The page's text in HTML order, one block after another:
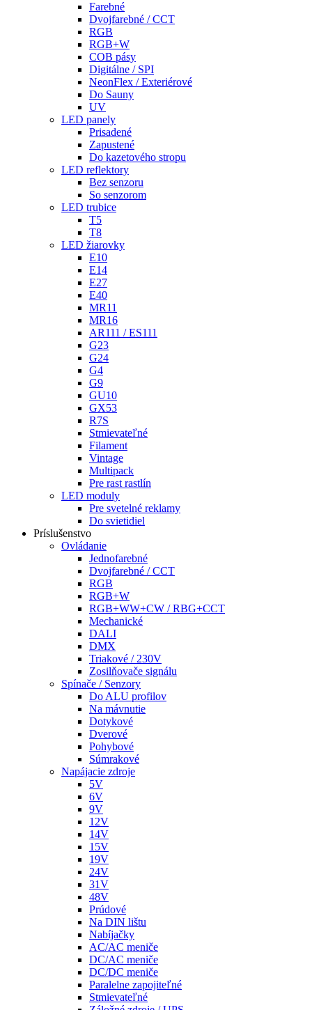
Farebné
Dvojfarebné / CCT
RGB
RGB+W
COB pásy
Digitálne / SPI
NeonFlex / Exteriérové
Do Sauny
UV
LED panely
Prisadené
Zapustené
Do kazetového stropu
LED reflektory
Bez senzoru
So senzorom
LED trubice
T5
T8
LED žiarovky
E10
E14
E27
E40
MR11
MR16
AR111 / ES111
G23
G24
G4
G9
GU10
GX53
R7S
Stmievateľné
Filament
Vintage
Multipack
Pre rast rastlín
LED moduly
Pre svetelné reklamy
Do svietidiel
Príslušenstvo
Ovládanie
Jednofarebné
Dvojfarebné / CCT
RGB
RGB+W
RGB+WW+CW / RBG+CCT
Mechanické
DALI
DMX
Triakové / 230V
Zosilňovače signálu
Spínače / Senzory
Do ALU profilov
Na mávnutie
Dotykové
Dverové
Pohybové
Súmrakové
Napájacie zdroje
5V
6V
9V
12V
14V
15V
19V
24V
31V
48V
Prúdové
Na DIN lištu
Nabíjačky
AC/AC meniče
DC/AC meniče
DC/DC meniče
Paralelne zapojiteľné
Stmievateľné